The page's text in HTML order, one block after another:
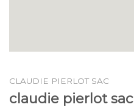
CLAUDIE PIERLOT SAC
claudie pierlot sac